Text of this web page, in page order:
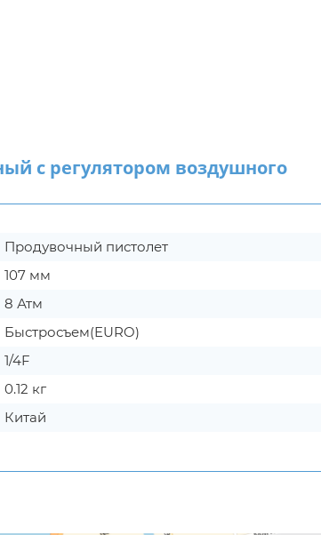
с регулятором воздушного
Продувочный пистолет
107 мм
8 Атм
Быстросъем(EURO)
1/4F
0.12 кг
Китай